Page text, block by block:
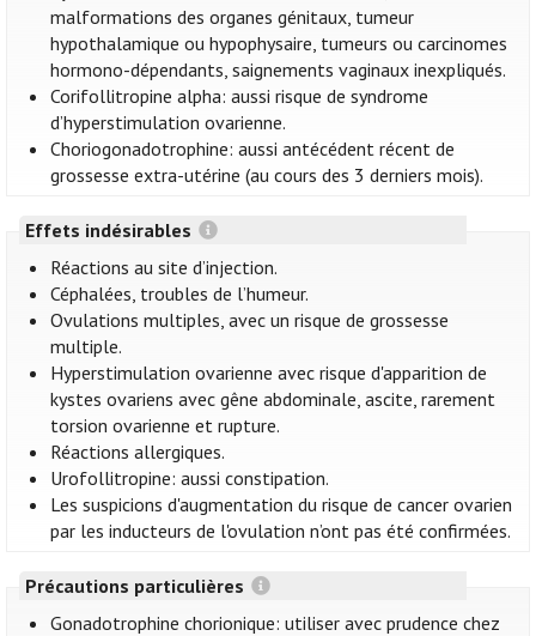
malformations des organes génitaux, tumeur
hypothalamique ou hypophysaire, tumeurs ou carcinomes
hormono-dépendants, saignements vaginaux inexpliqués.
Corifollitropine alpha: aussi risque de syndrome
d’hyperstimulation ovarienne.
Choriogonadotrophine: aussi antécédent récent de
grossesse extra-utérine (au cours des 3 derniers mois).
Effets indésirables
Réactions au site d’injection.
Céphalées, troubles de l’humeur.
Ovulations multiples, avec un risque de grossesse
multiple.
Hyperstimulation ovarienne avec risque d'apparition de
kystes ovariens avec gêne abdominale, ascite, rarement
torsion ovarienne et rupture.
Réactions allergiques.
Urofollitropine: aussi constipation.
Les suspicions d'augmentation du risque de cancer ovarien
par les inducteurs de l'ovulation n’ont pas été confirmées.
Précautions particulières
Gonadotrophine chorionique: utiliser avec prudence chez